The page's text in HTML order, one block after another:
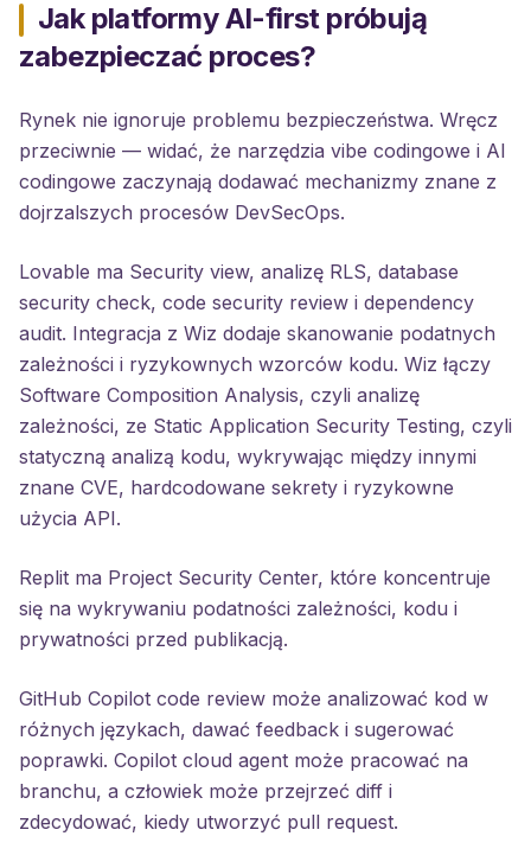
Jak platformy AI-first próbują
zabezpieczać proces?
Rynek nie ignoruje problemu bezpieczeństwa. Wręcz
przeciwnie — widać, że narzędzia vibe codingowe i AI
codingowe zaczynają dodawać mechanizmy znane z
dojrzalszych procesów DevSecOps.
Lovable ma Security view, analizę RLS, database
security check, code security review i dependency
audit. Integracja z Wiz dodaje skanowanie podatnych
zależności i ryzykownych wzorców kodu. Wiz łączy
Software Composition Analysis, czyli analizę
zależności, ze Static Application Security Testing, czyli
statyczną analizą kodu, wykrywając między innymi
znane CVE, hardcodowane sekrety i ryzykowne
użycia API.
Replit ma Project Security Center, które koncentruje
się na wykrywaniu podatności zależności, kodu i
prywatności przed publikacją.
GitHub Copilot code review może analizować kod w
różnych językach, dawać feedback i sugerować
poprawki. Copilot cloud agent może pracować na
branchu, a człowiek może przejrzeć diff i
zdecydować, kiedy utworzyć pull request.